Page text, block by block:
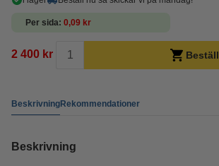
Per sida 0,09 kr
2 400 kr Beställ
BeskrivningRekommendationer
Beskrivning